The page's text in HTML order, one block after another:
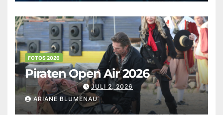
FOTOS 2026
Piraten Open Air 2026
JULI 2, 2026
ARIANE BLUMENAU